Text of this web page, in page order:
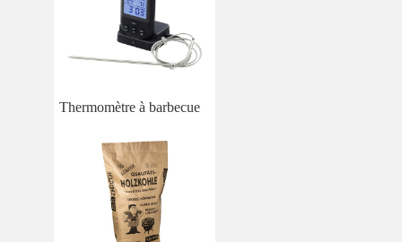
Thermomètre à barbecue